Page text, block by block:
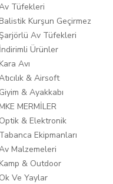
Tüfekleri
Kurşun Geçirmez
Şarjörlü Av Tüfekleri
İndirimli Ürünler
Avı
& Airsoft
Giyim & Ayakkabı
MERMİLER
Optik & Elektronik
Tabanca Ekipmanları
Malzemeleri
& Outdoor
Ok Ve Yaylar